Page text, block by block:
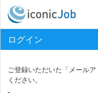
ログイン
ご登録いただいた「メール
ください。